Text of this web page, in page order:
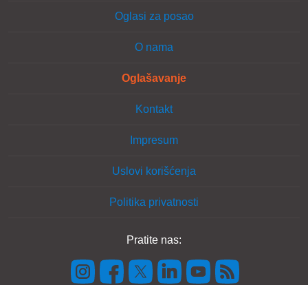
Oglasi za posao
O nama
Oglašavanje
Kontakt
Impresum
Uslovi korišćenja
Politika privatnosti
Pratite nas: